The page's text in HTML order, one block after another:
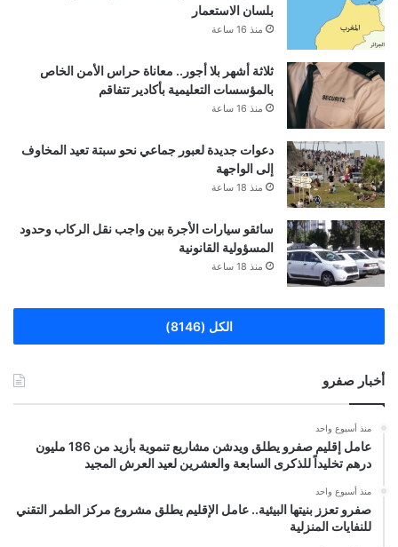
بلسان الاستعمار
منذ 16 ساعة
ثلاثة أشهر بلا أجور.. معاناة حراس الأمن الخاص
بالمؤسسات التعليمية بأكادير تتفاقم
منذ 16 ساعة
دعوات جديدة لعبور جماعي نحو سبتة تعيد المخاوف
إلى الواجهة
منذ 18 ساعة
سائقو سيارات الأجرة بين واجب نقل الركاب وحدود
المسؤولية القانونية
منذ 18 ساعة
الكل (8146)
أخبار صفرو
منذ أسبوع واحد
عامل إقليم صفرو يطلق ويدشن مشاريع تنموية بأزيد من 186 مليون
درهم تخليداً للذكرى السابعة والعشرين لعيد العرش المجيد
منذ أسبوع واحد
صفرو تعزز بنيتها البيئية.. عامل الإقليم يطلق مشروع مركز الطمر التقني
للنفايات المنزلية